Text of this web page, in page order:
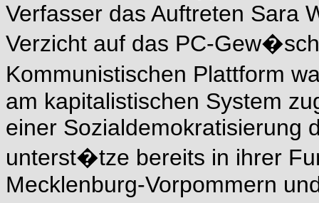
Verfasser das Auftreten Sara
Verzicht auf das PC-
Kommunistischen Plattform
am kapitalistischen System
einer Sozialdemokratisierung
unterst�tze bereits in ihrer
Mecklenburg-Vorpommern